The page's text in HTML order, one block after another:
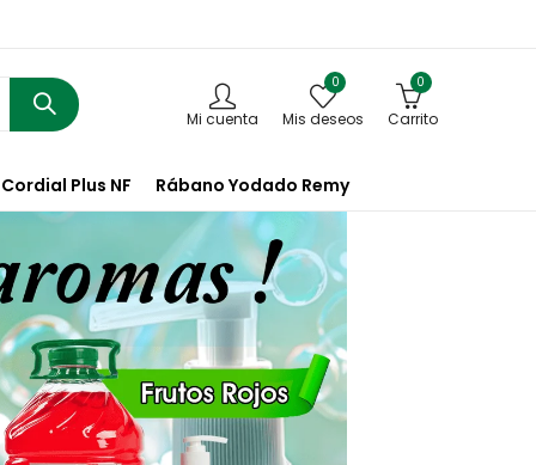
Mi cuenta
0
Mis deseos
0
Carrito
Cordial Plus NF Rábano Yodado Remy